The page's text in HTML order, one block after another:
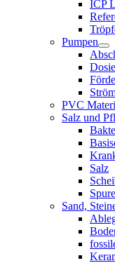
ICP
Pumpen
PVC
Salz und
Salz
Sand,